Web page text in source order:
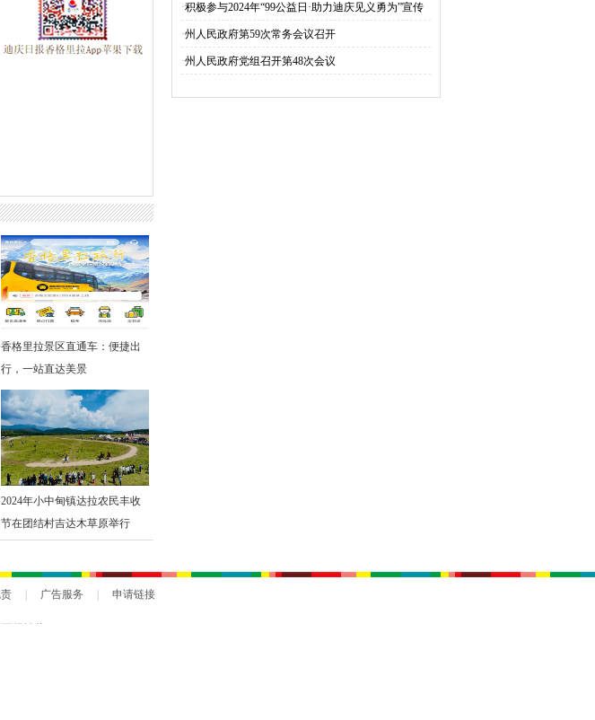
香格里拉景区直通车：便捷出
行，一站直达美景
2024年小中甸镇达拉农民丰收
节在团结村吉达木草原举行
·积极参与2024年“99公益日·助力迪庆见义勇为”宣传
募捐活动倡议书
·州人民政府第59次常务会议召开
·州人民政府党组召开第48次会议